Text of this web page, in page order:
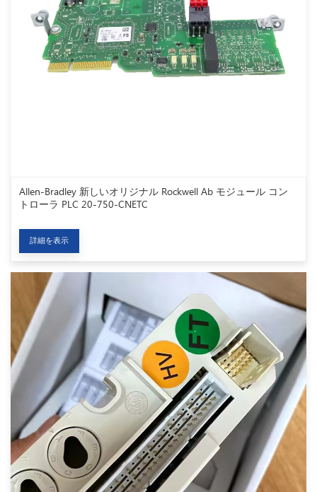
Allen-Bradley 新しいオリジナル Rockwell Ab モジュール コン
トローラ PLC 20-750-CNETC
詳細を表示